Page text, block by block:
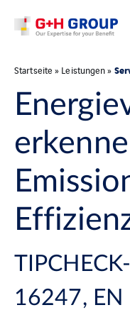
Startseite » Leistungen»
16247, EN